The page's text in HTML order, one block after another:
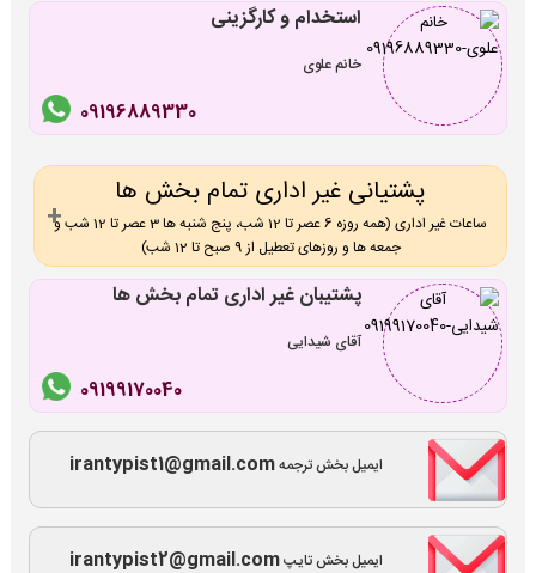
استخدام و کارگزینی
خانم علوی
09196889330
پشتیانی غیر اداری تمام بخش ها
ساعات غیر اداری (همه روزه 6 عصر تا 12 شب، پنج شنبه ها 3 عصر تا 12 شب و
جمعه ها و روزهای تعطیل از 9 صبح تا 12 شب)
پشتیبان غیر اداری تمام بخش ها
آقای شیدایی
09199170040
ایمیل بخش ترجمهirantypist1@gmail.com
ایمیل بخش تایپirantypist2@gmail.com